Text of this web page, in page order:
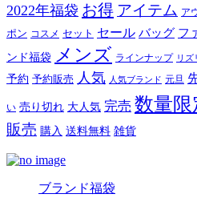
2022年福袋 お得 アイテム ア
ポン コスメ セット セール バッグ フ
ンド福袋 メンズ ラインナップ リズ
予約 予約販売 人気 人気ブランド 元旦
い 売り切れ 大人気 完売 数量限
販売 購入 送料無料 雑貨
ブランド福袋